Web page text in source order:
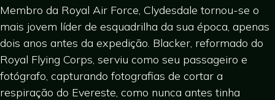
Membro da Royal Air Force, Clydesdale tornou-se o
mais jovem líder de esquadrilha da sua época, apenas
dois anos antes da expedição. Blacker, reformado do
Royal Flying Corps, serviu como seu passageiro e
fotógrafo, capturando fotografias de cortar a
respiração do Evereste, como nunca antes tinha